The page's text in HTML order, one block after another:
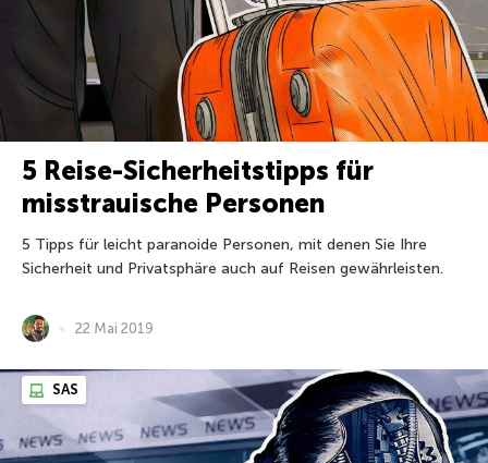
5 Reise-Sicherheitstipps für
misstrauische Personen
5 Tipps für leicht paranoide Personen, mit denen Sie Ihre
Sicherheit und Privatsphäre auch auf Reisen gewährleisten.
22 Mai 2019
SAS